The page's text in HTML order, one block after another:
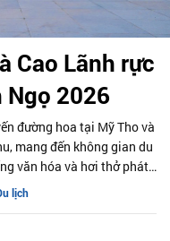
Cao Lãnh rực
Ngọ 2026
đường hoa tại Mỹ Tho và
mang đến không gian du
văn hóa và hơi thở phát
sen hồng.
lịch